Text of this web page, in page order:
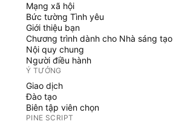
Mạng xã hội
Bức tường Tình yêu
Giới thiệu bạn
Chương trình dành cho Nhà sáng tạo
Nội quy chung
Người điều hành
Ý TƯỞNG
Giao dịch
Đào tạo
Biên tập viên chọn
PINE SCRIPT